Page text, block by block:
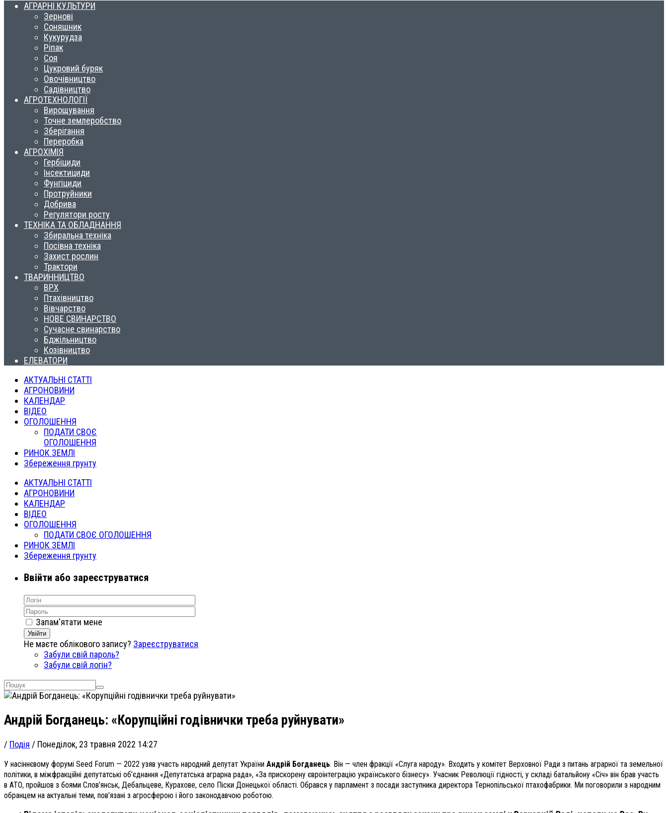
АГРАРНІ КУЛЬТУРИ
Зернові
Соняшник
Кукурудза
Ріпак
Соя
Цукровий буряк
Овочівництво
Садівництво
АГРОТЕХНОЛОГІЇ
Вирощування
Точне землеробство
Зберігання
Переробка
АГРОХІМІЯ
Гербіциди
Інсектициди
Фунгіциди
Протруйники
Добрива
Регулятори росту
ТЕХНІКА ТА ОБЛАДНАННЯ
Збиральна техніка
Посівна техніка
Захист рослин
Трактори
ТВАРИННИЦТВО
ВРХ
Птахівництво
Вівчарство
НОВЕ СВИНАРСТВО
Сучасне свинарство
Бджільництво
Козівництво
ЕЛЕВАТОРИ
АКТУАЛЬНІ СТАТТІ
АГРОНОВИНИ
КАЛЕНДАР
ВІДЕО
ОГОЛОШЕННЯ
ПОДАТИ СВОЄ
ОГОЛОШЕННЯ
РИНОК ЗЕМЛІ
Збереження грунту
АКТУАЛЬНІ СТАТТІ
АГРОНОВИНИ
КАЛЕНДАР
ВІДЕО
ОГОЛОШЕННЯ
ПОДАТИ СВОЄ ОГОЛОШЕННЯ
РИНОК ЗЕМЛІ
Збереження грунту
Ввійти або зареєструватися
Запам'ятати мене
Увійти
Не маєте облікового запису? Зареєструватися
Забули свій пароль?
Забули свій логін?
Андрій Богданець: «Корупційні годівнички треба руйнувати»
/ Подія / Понеділок, 23 травня 2022 14:27
У насіннєвому форумі Seed Forum — 2022 узяв участь народний депутат України Андрій Богданець. Він — член фракції «Слуга народу». Входить у комітет Верховної Ради з питань аграрної та земельної
політики, в міжфракційні депутатські об’єднання «Депутатська аграрна рада», «За прискорену євроінтеграцію українського бізнесу». Учасник Революції гідності, у складі батальйону «Січ» він брав участь
в АТО, пройшов з боями Слов’янськ, Дебальцеве, Курахове, село Піски Донецької області. Обрався у парламент з посади заступника директора Тернопільської птахофабрики. Ми поговорили з народним
обранцем на актуальні теми, пов’язані з агросферою і його законодавчою роботою.